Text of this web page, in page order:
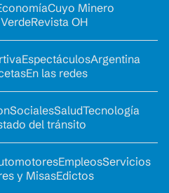
Cuyo Minero
Revista OH
EspectáculosArgentina
En las redes
SocialesSaludTecnología
del tránsito
EmpleosServicios
y MisasEdictos